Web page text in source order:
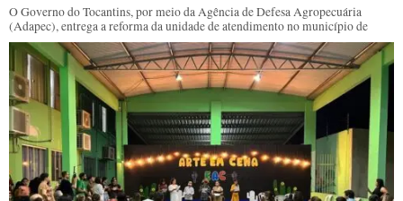
O Governo do Tocantins, por meio da Agência de Defesa Agropecuária
(Adapec), entrega a reforma da unidade de atendimento no município de